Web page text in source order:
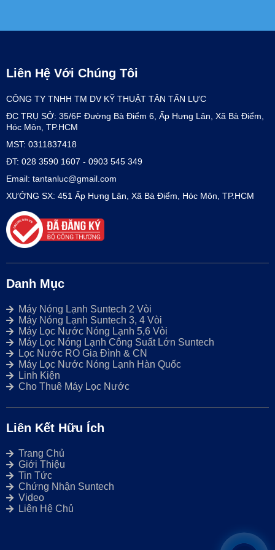
Liên Hệ Với Chúng Tôi
CÔNG TY TNHH TM DV KỸ THUẬT TÂN TẤN LỰC
ĐC TRỤ SỞ: 35/6F Đường Bà Điểm 6, Ấp Hưng Lân, Xã Bà Điểm,
Hóc Môn, TP.HCM
MST: 0311837418
ĐT: 028 3590 1607 - 0903 545 349
Email: tantanluc@gmail.com
XƯỞNG SX: 451 Ấp Hưng Lân, Xã Bà Điểm, Hóc Môn, TP.HCM
Danh Mục
Máy Nóng Lạnh Suntech 2 Vòi
Máy Nóng Lạnh Suntech 3, 4 Vòi
Máy Lọc Nước Nóng Lạnh 5,6 Vòi
Máy Lọc Nóng Lạnh Công Suất Lớn Suntech
Lọc Nước RO Gia Đình & CN
Máy Lọc Nước Nóng Lạnh Hàn Quốc
Linh Kiện
Cho Thuê Máy Lọc Nước
Liên Kết Hữu Ích
Trang Chủ
Giới Thiệu
Tin Tức
Chứng Nhận Suntech
Video
Liên Hệ Chủ